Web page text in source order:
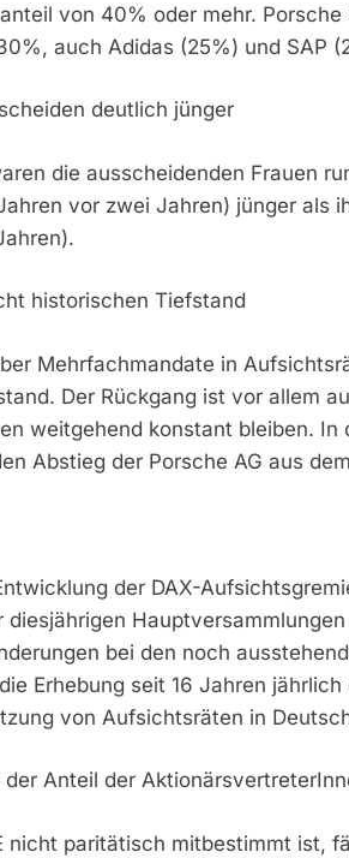
von 40% oder mehr.
auch Adidas (25%) und SAP
deutlich jünger
die ausscheidenden Frauen
vor zwei Jahren) jünger als
historischen Tiefstand
Mehrfachmandate in
Der Rückgang ist vor allem
weitgehend konstant bleiben.
Abstieg der Porsche AG aus
der DAX-
diesjährigen
bei den noch
Erhebung seit 16 Jahren
von Aufsichtsräten in
Anteil der
nicht paritätisch mitbestimmt ist,